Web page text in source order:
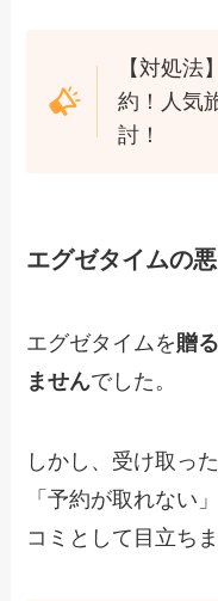
【対処法
約！人気
討！
エグゼタイムの
エグゼタイムを贈
ませんでした。
しかし、受け取っ
「予約が取れない
コミとして目立ちま